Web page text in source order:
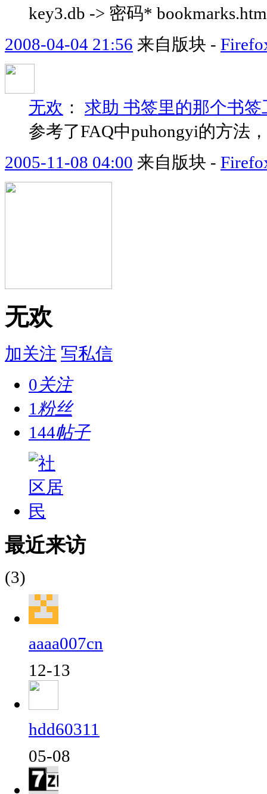
key3.db -> 密码*
2008-04-04 21:56 来自版块 -
无欢 ： 求助 书签里的那个书
参考了FAQ中puhongyi的方法
2005-11-08 04:00 来自版块 -
无欢
加关注 写私信
0关注
1粉丝
144帖子
最近来访
(3)
aaaa007cn
12-13
hdd60311
05-08